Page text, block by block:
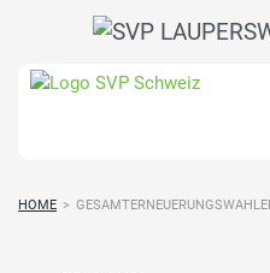
HOME >